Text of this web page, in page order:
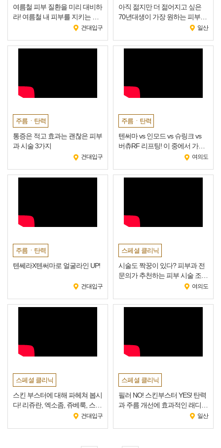
여름철 피부 질환을 미리 대비하
라! 여름철 내 피부를 지키는 방
건대입구
아직 젊지만 더 젊어지고 싶은
70년대생이 가장 원하는 피부시
일산
주름ㆍ탄력
통증은 적고 효과는 괜찮은 피부
과 시술 3가지
건대입구
주름ㆍ탄력
텐써마 vs 인모드 vs 슈링크 vs
버츄RF 리프팅! 이 중에서 가장
여의도
주름ㆍ탄력
텐쎄라X텐써마로 얼굴라인 UP!
건대입구
스페셜 클리닉
시술도 짝꿍이 있다? 피부과 전
문의가 추천하는 피부 시술 조합
여의도
스페셜 클리닉
스킨 부스터에 대해 파헤쳐 봅시
다! 리쥬란, 엑소좀, 쥬베룩, 스컬
건대입구
스페셜 클리닉
필러 NO! 스킨부스터 YES! 탄력
과 주름 개선에 효과적인 래디어
일산